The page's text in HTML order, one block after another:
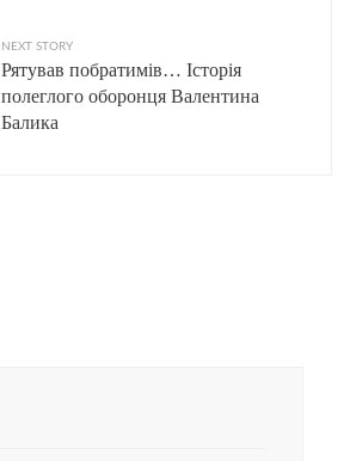
NEXT STORY
Рятував побратимів… Історія
полеглого оборонця Валентина
Балика